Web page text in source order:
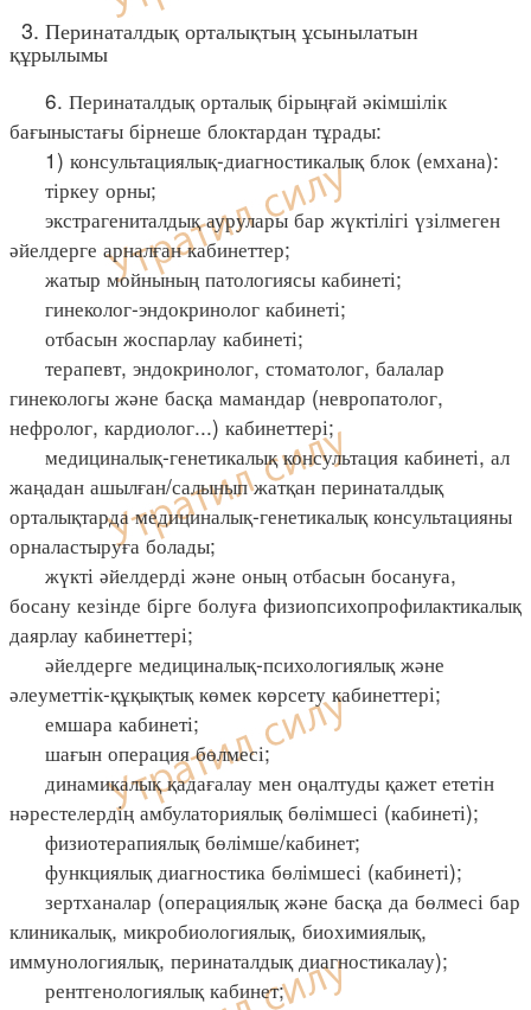
3. Перинаталдық орталықтың ұсынылатын
құрылымы
6. Перинаталдық орталық бірыңғай әкімшілік
бағыныстағы бірнеше блоктардан тұрады:
1) консультациялық-диагностикалық блок (емхана):
тіркеу орны;
экстрагениталдық аурулары бар жүктілігі үзілмеген
әйелдерге арналған кабинеттер;
жатыр мойнының патологиясы кабинеті;
гинеколог-эндокринолог кабинеті;
отбасын жоспарлау кабинеті;
терапевт, эндокринолог, стоматолог, балалар
гинекологы және басқа мамандар (невропатолог,
нефролог, кардиолог...) кабинеттері;
медициналық-генетикалық консультация кабинеті, ал
жаңадан ашылған/салынып жатқан перинаталдық
орталықтарда медициналық-генетикалық консультацияны
орналастыруға болады;
жүкті әйелдерді және оның отбасын босануға,
босану кезінде бірге болуға физиопсихопрофилактикалық
даярлау кабинеттері;
әйелдерге медициналық-психологиялық және
әлеуметтік-құқықтық көмек көрсету кабинеттері;
емшара кабинеті;
шағын операция бөлмесі;
динамикалық қадағалау мен оңалтуды қажет ететін
нәрестелердің амбулаториялық бөлімшесі (кабинеті);
физиотерапиялық бөлімше/кабинет;
функциялық диагностика бөлімшесі (кабинеті);
зертханалар (операциялық және басқа да бөлмесі бар
клиникалық, микробиологиялық, биохимиялық,
иммунологиялық, перинаталдық диагностикалау);
рентгенологиялық кабинет;